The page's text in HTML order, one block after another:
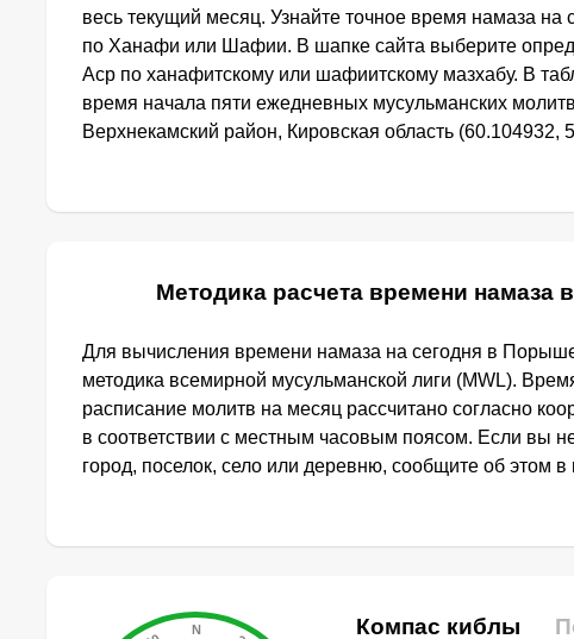
весь текущий месяц. Узнайте точное время намаза
по Ханафи или Шафии. В шапке сайта выберите
Аср по ханафитскому или шафиитскому мазхабу. В
время начала пяти ежедневных мусульманских
Верхнекамский район, Кировская область (60.104932,
Методика расчета времени намаза
Для вычисления времени намаза на сегодня в
методика всемирной мусульманской лиги (MWL).
расписание молитв на месяц рассчитано согласно
в соответствии с местным часовым поясом. Если вы
город, поселок, село или деревню, сообщите об этом в
Компас киблы